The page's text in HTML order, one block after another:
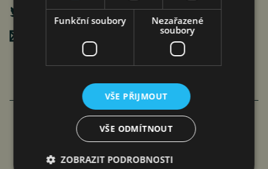
FAMILIARITÉ: POETICKÉ PROPOJENÍ
FILMU A LITERATURY
Funkční soubory
Nezařazené
soubory
VŠE PŘIJMOUT
VŠE ODMÍTNOUT
ZOBRAZIT PODROBNOSTI